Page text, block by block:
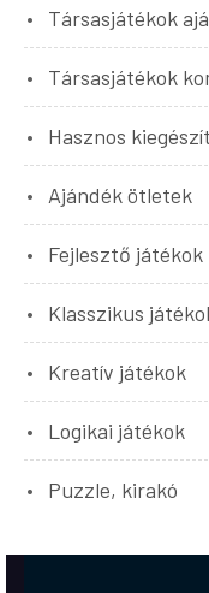
Társasjátékok
Társasjátékok
Hasznos
Ajándék ötletek
Fejlesztő játékok
Klasszikus
Kreatív játékok
Logikai játékok
Puzzle, kirakó